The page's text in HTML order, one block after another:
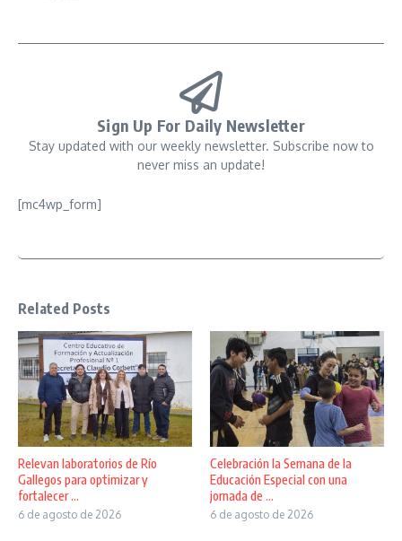
Sign Up For Daily Newsletter
Stay updated with our weekly newsletter. Subscribe now to
never miss an update!
[mc4wp_form]
Related Posts
Relevan laboratorios de Río
Gallegos para optimizar y
fortalecer ...
6 de agosto de 2026
Celebración la Semana de la
Educación Especial con una
jornada de ...
6 de agosto de 2026